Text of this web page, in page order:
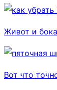
Живот и
Вот что